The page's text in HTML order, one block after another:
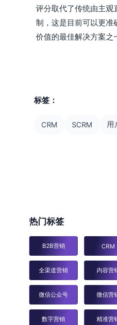
评分取代了传统由主观
制，这是目前可以更准
价值的最佳解决方案之
标签：
CRM SCRM 用
热门标签
B2B营销 CRM
全渠道营销 内容营
微信公众号 微信营
数字营销 精准营